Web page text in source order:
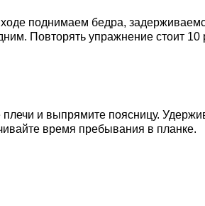
поднимаем бедра,
Повторять упражнение стоит 10
и выпрямите поясницу.
время пребывания в планке.